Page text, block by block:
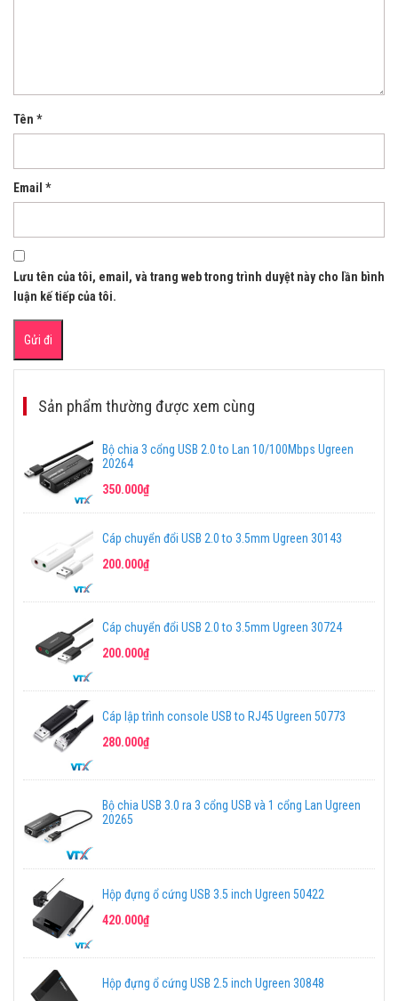
Tên *
Email *
Lưu tên của tôi, email, và trang web trong trình duyệt này cho lần bình
luận kế tiếp của tôi.
Sản phẩm thường được xem cùng
Bộ chia 3 cổng USB 2.0 to Lan 10/100Mbps Ugreen
20264
350.000₫
Cáp chuyển đổi USB 2.0 to 3.5mm Ugreen 30143
200.000₫
Cáp chuyển đổi USB 2.0 to 3.5mm Ugreen 30724
200.000₫
Cáp lập trình console USB to RJ45 Ugreen 50773
280.000₫
Bộ chia USB 3.0 ra 3 cổng USB và 1 cổng Lan Ugreen
20265
Hộp đựng ổ cứng USB 3.5 inch Ugreen 50422
420.000₫
Hộp đựng ổ cứng USB 2.5 inch Ugreen 30848